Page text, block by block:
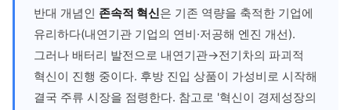
반대 개념인 존속적 혁신은 기존 역량을 축적한 기업에
유리하다(내연기관 기업의 연비·저공해 엔진 개선).
그러나 배터리 발전으로 내연기관→전기차의 파괴적
혁신이 진행 중이다. 후방 진입 상품이 가성비로 시작해
결국 주류 시장을 점령한다. 참고로 '혁신이 경제성장의